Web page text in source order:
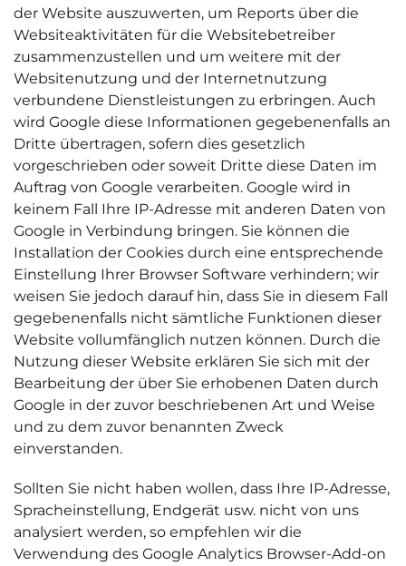
der Website auszuwerten, um Reports über die
Websiteaktivitäten für die Websitebetreiber
zusammenzustellen und um weitere mit der
Websitenutzung und der Internetnutzung
verbundene Dienstleistungen zu erbringen. Auch
wird Google diese Informationen gegebenenfalls an
Dritte übertragen, sofern dies gesetzlich
vorgeschrieben oder soweit Dritte diese Daten im
Auftrag von Google verarbeiten. Google wird in
keinem Fall Ihre IP-Adresse mit anderen Daten von
Google in Verbindung bringen. Sie können die
Installation der Cookies durch eine entsprechende
Einstellung Ihrer Browser Software verhindern; wir
weisen Sie jedoch darauf hin, dass Sie in diesem Fall
gegebenenfalls nicht sämtliche Funktionen dieser
Website vollumfänglich nutzen können. Durch die
Nutzung dieser Website erklären Sie sich mit der
Bearbeitung der über Sie erhobenen Daten durch
Google in der zuvor beschriebenen Art und Weise
und zu dem zuvor benannten Zweck
einverstanden.
Sollten Sie nicht haben wollen, dass Ihre IP-Adresse,
Spracheinstellung, Endgerät usw. nicht von uns
analysiert werden, so empfehlen wir die
Verwendung des Google Analytics Browser-Add-on